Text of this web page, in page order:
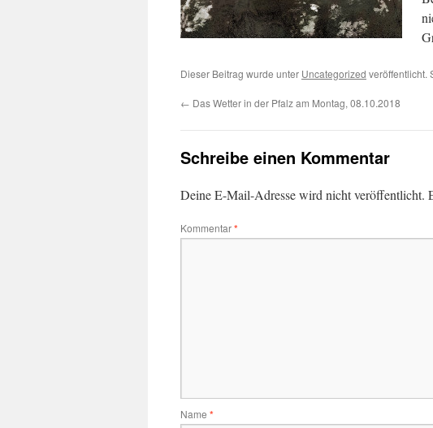
Dieser Beitrag wurde unter Uncategorized veröffentlicht.
← Das Wetter in der Pfalz am Montag, 08.10.2018
Schreibe einen Kommentar
Deine E-Mail-Adresse wird nicht veröffentlicht.
Kommentar*
Name *